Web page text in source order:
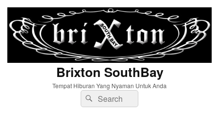
Brixton SouthBay
Tempat Hiburan Yang Nyaman Untuk Anda
Search
for:
Search